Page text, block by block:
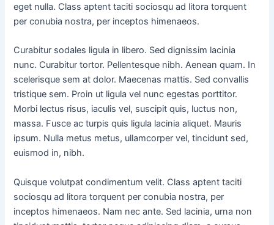
eget nulla. Class aptent taciti sociosqu ad litora torquent
per conubia nostra, per inceptos himenaeos.
Curabitur sodales ligula in libero. Sed dignissim lacinia
nunc. Curabitur tortor. Pellentesque nibh. Aenean quam. In
scelerisque sem at dolor. Maecenas mattis. Sed convallis
tristique sem. Proin ut ligula vel nunc egestas porttitor.
Morbi lectus risus, iaculis vel, suscipit quis, luctus non,
massa. Fusce ac turpis quis ligula lacinia aliquet. Mauris
ipsum. Nulla metus metus, ullamcorper vel, tincidunt sed,
euismod in, nibh.
Quisque volutpat condimentum velit. Class aptent taciti
sociosqu ad litora torquent per conubia nostra, per
inceptos himenaeos. Nam nec ante. Sed lacinia, urna non